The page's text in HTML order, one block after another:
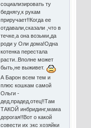
социализировать ту
беднягу,к рукам
приручает!!Когда ее
отдавали,сказали ,что в
течке,а она возьми,да
роди у Оли дома!Одна
котенка перестала
расти..Вполне может
быть,не выживет.
А Барон всем тем и
плюс кошкам самой
Ольги -
дед,прадед,отец!!Там
ТАКОЙ инбридинг,мама
дорогая!!Вот о какой
совести их экс хозяйки